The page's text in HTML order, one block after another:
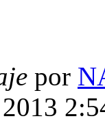
por